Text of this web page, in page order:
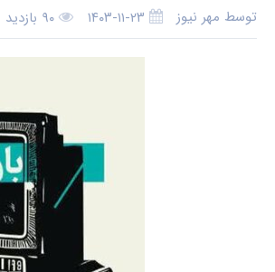
توسط مهر نیوز ۱۴۰۳-۱۱-۲۳ ۹۰ بازدید